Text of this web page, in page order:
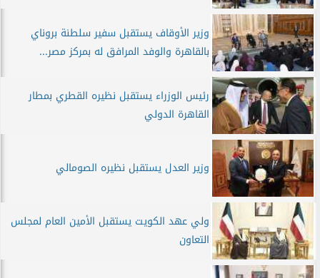
وزير الأوقاف يستقبل سفير سلطنة بروناي
بالقاهرة والوفد المرافق له بمركز مصر...
رئيس الوزراء يستقبل نظيره القطري بمطار
القاهرة الدولي
وزير العدل يستقبل نظيره الصومالي
ولي عهد الكويت يستقبل الأمين العام لمجلس
التعاون